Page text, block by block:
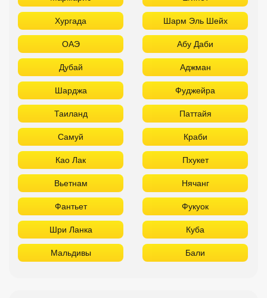
Хургада Шарм Эль Шейх
ОАЭ Абу Даби
Дубай Аджман
Шарджа Фуджейра
Таиланд Паттайя
Самуй Краби
Као Лак Пхукет
Вьетнам Нячанг
Фантьет Фукуок
Шри Ланка Куба
Мальдивы Бали